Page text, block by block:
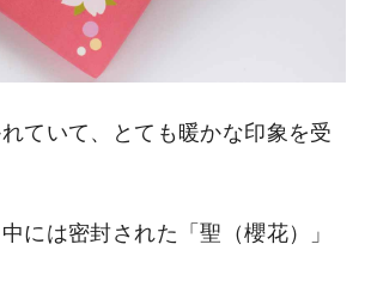
ていて、とても暖かな印象を受
には密封された「聖（櫻花）」